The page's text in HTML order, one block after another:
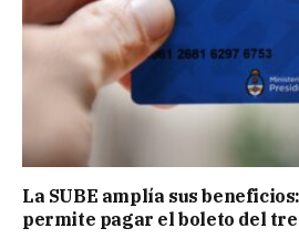
La SUBE amplía sus
permite pagar el boleto del